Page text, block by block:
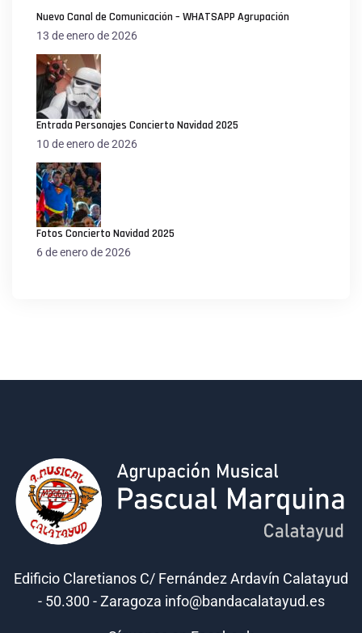
Nuevo Canal de Comunicación – WHATSAPP Agrupación
13 de enero de 2026
Entrada Personajes Concierto Navidad 2025
10 de enero de 2026
Fotos Concierto Navidad 2025
6 de enero de 2026
Edificio Claretianos C/ Fernández Ardavín Calatayud
- 50.300 - Zaragoza info@bandacalatayud.es